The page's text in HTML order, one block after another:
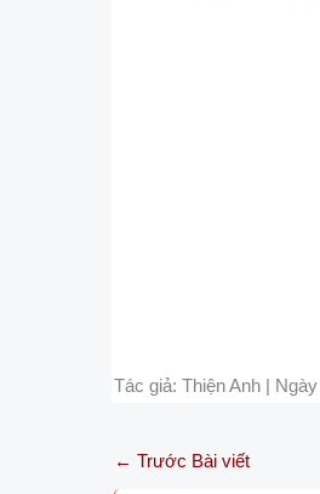
Tác giả: Thiện Anh |
← Trước Bài viết